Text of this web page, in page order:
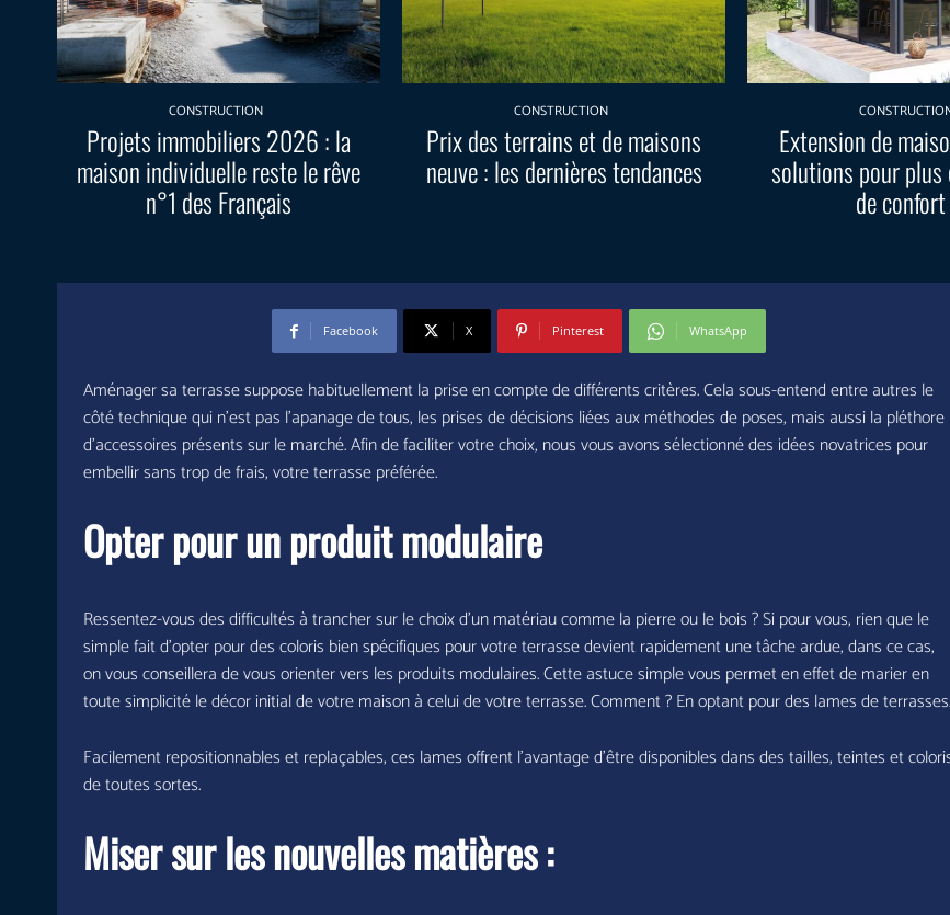
CONSTRUCTION
Projets immobiliers 2026 : la
maison individuelle reste le rêve
n°1 des Français
CONSTRUCTION
Prix des terrains et de maisons
neuve : les dernières tendances
Extension de
solutions pour plus
de
Facebook X Pinterest WhatsApp
Aménager sa terrasse suppose habituellement la prise en compte de différents critères. Cela sous-entend entre autres le
côté technique qui n’est pas l’apanage de tous, les prises de décisions liées aux méthodes de poses, mais aussi la pléthore
d’accessoires présents sur le marché. Afin de faciliter votre choix, nous vous avons sélectionné des idées novatrices pour
embellir sans trop de frais, votre terrasse préférée.
Opter pour un produit modulaire
Ressentez-vous des difficultés à trancher sur le choix d’un matériau comme la pierre ou le bois ? Si pour vous, rien que le
simple fait d’opter pour des coloris bien spécifiques pour votre terrasse devient rapidement une tâche ardue, dans ce cas,
on vous conseillera de vous orienter vers les produits modulaires. Cette astuce simple vous permet en effet de marier en
toute simplicité le décor initial de votre maison à celui de votre terrasse. Comment ? En optant pour des lames de terrasses.
Facilement repositionnables et replaçables, ces lames offrent l’avantage d’être disponibles dans des tailles, teintes et
de toutes sortes.
Miser sur les nouvelles matières :